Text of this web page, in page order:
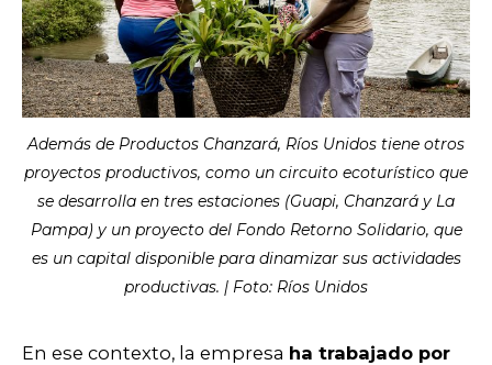
Además de Productos Chanzará, Ríos Unidos tiene otros
proyectos productivos, como un circuito ecoturístico que
se desarrolla en tres estaciones (Guapi, Chanzará y La
Pampa) y un proyecto del Fondo Retorno Solidario, que
es un capital disponible para dinamizar sus actividades
productivas. | Foto: Ríos Unidos
En ese contexto, la empresa ha trabajado por